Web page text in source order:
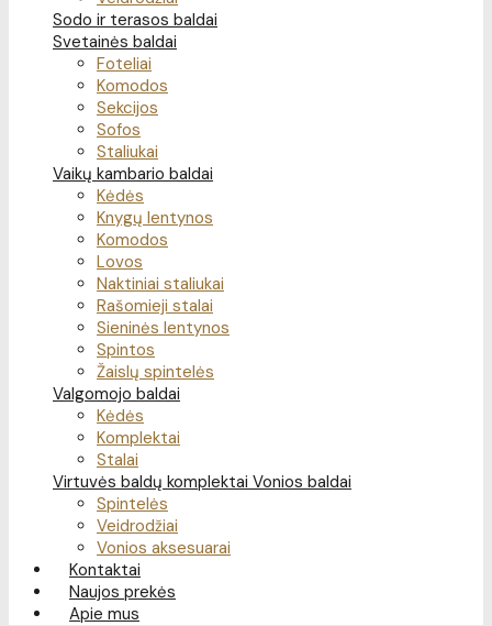
Sodo ir terasos baldai
Svetainės baldai
Foteliai
Komodos
Sekcijos
Sofos
Staliukai
Vaikų kambario baldai
Kėdės
Knygų lentynos
Komodos
Lovos
Naktiniai staliukai
Rašomieji stalai
Sieninės lentynos
Spintos
Žaislų spintelės
Valgomojo baldai
Kėdės
Komplektai
Stalai
Virtuvės baldų komplektai Vonios baldai
Spintelės
Veidrodžiai
Vonios aksesuarai
Kontaktai
Naujos prekės
Apie mus